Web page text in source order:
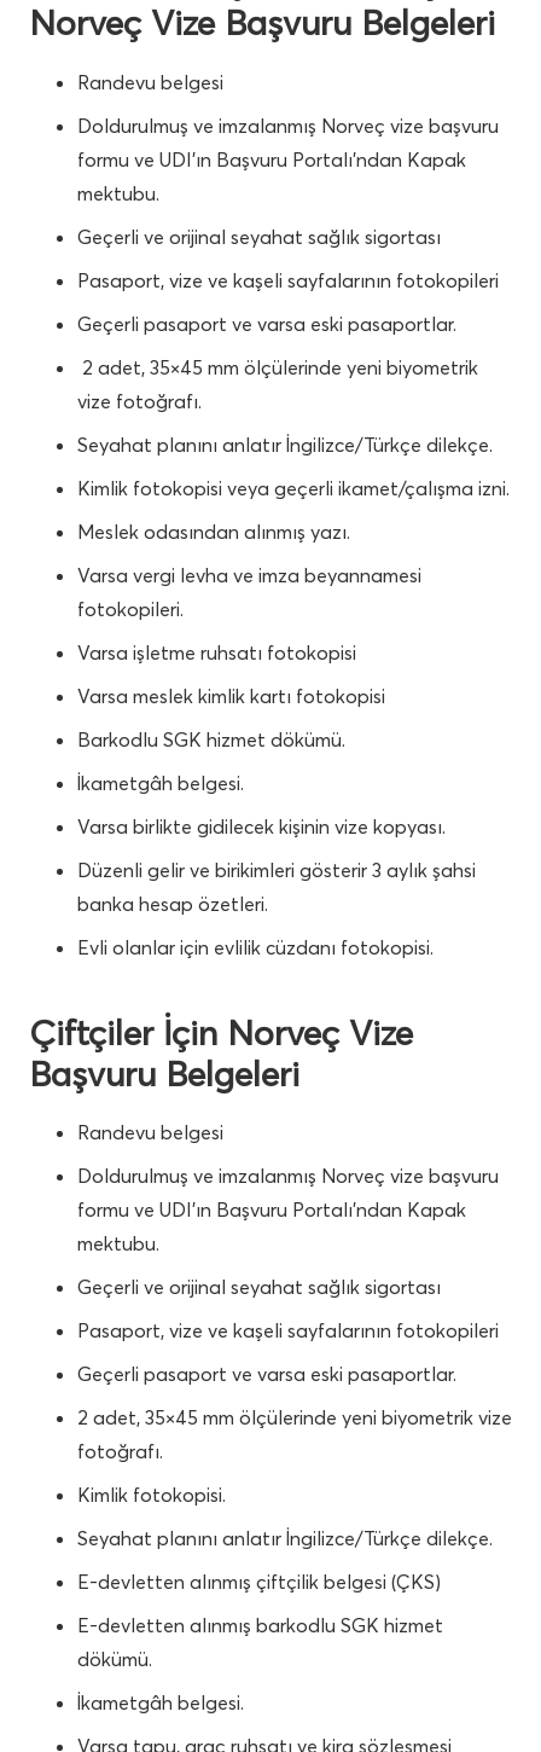
Norveç Vize Başvuru Belgeleri
Randevu belgesi
Doldurulmuş ve imzalanmış Norveç vize başvuru
formu ve UDI’ın Başvuru Portalı’ndan Kapak
mektubu.
Geçerli ve orijinal seyahat sağlık sigortası
Pasaport, vize ve kaşeli sayfalarının fotokopileri
Geçerli pasaport ve varsa eski pasaportlar.
2 adet, 35×45 mm ölçülerinde yeni biyometrik
vize fotoğrafı.
Seyahat planını anlatır İngilizce/Türkçe dilekçe.
Kimlik fotokopisi veya geçerli ikamet/çalışma izni.
Meslek odasından alınmış yazı.
Varsa vergi levha ve imza beyannamesi
fotokopileri.
Varsa işletme ruhsatı fotokopisi
Varsa meslek kimlik kartı fotokopisi
Barkodlu SGK hizmet dökümü.
İkametgâh belgesi.
Varsa birlikte gidilecek kişinin vize kopyası.
Düzenli gelir ve birikimleri gösterir 3 aylık şahsi
banka hesap özetleri.
Evli olanlar için evlilik cüzdanı fotokopisi.
Çiftçiler İçin Norveç Vize
Başvuru Belgeleri
Randevu belgesi
Doldurulmuş ve imzalanmış Norveç vize başvuru
formu ve UDI’ın Başvuru Portalı’ndan Kapak
mektubu.
Geçerli ve orijinal seyahat sağlık sigortası
Pasaport, vize ve kaşeli sayfalarının fotokopileri
Geçerli pasaport ve varsa eski pasaportlar.
2 adet, 35×45 mm ölçülerinde yeni biyometrik vize
fotoğrafı.
Kimlik fotokopisi.
Seyahat planını anlatır İngilizce/Türkçe dilekçe.
E-devletten alınmış çiftçilik belgesi (ÇKS)
E-devletten alınmış barkodlu SGK hizmet
dökümü.
İkametgâh belgesi.
Varsa tapu, araç ruhsatı ve kira sözleşmesi